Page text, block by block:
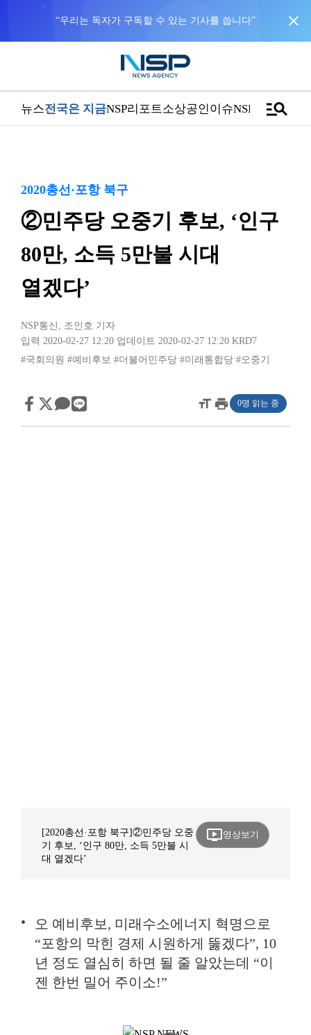
“우리는 독자가 구독할 수 있는 기사를 씁니다” close
뉴스전국은 지금NSP리포트소상공인이슈NSPTVmanage_search
2020총선·포항 북구
②민주당 오중기 후보, ‘인구
80만, 소득 5만불 시대
열겠다’
NSP통신 , 조인호 기자
입력 2020-02-27 12:20 업데이트 2020-02-27 12:20 KRD7
#국회의원 #예비후보 #더불어민주당 #미래통합당 #오중기
format_sizeprint 0명 읽는 중
[2020총선·포항 북구]②민주당 오중
기 후보, ‘인구 80만, 소득 5만불 시
대 열겠다’
ondemand_video영상보기
오 예비후보, 미래수소에너지 혁명으로
“포항의 막힌 경제 시원하게 뚫겠다”, 10
년 정도 열심히 하면 될 줄 알았는데 “이
젠 한번 밀어 주이소!”